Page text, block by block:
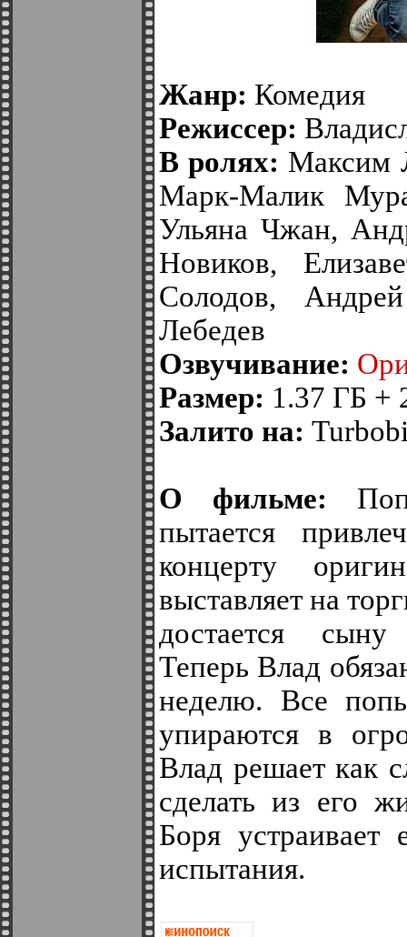
Жанр: Комедия
Режиссер:
В ролях: Максим
Марк-Малик
Ульяна Чжан,
Новиков,
Солодов,
Лебедев
Озвучивание:
Размер: 1.37 ГБ +
Залито на:
О фильме:
пытается
концерту
выставляет на
достается сыну
Теперь Влад
неделю. Все
упираются в
Влад решает как
сделать из его
Боря
испытания.